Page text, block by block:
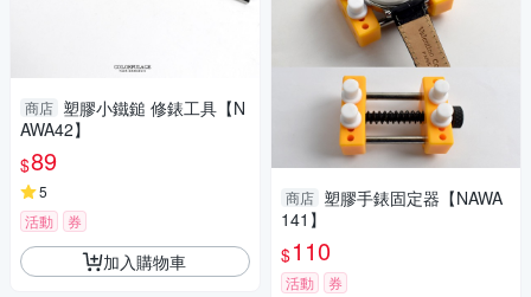
商店 塑膠小鐵鎚 修錶工具【N
AWA42】
$89
5
活動
券
加入購物車
商店 塑膠手錶固定器【NAWA
141】
$110
活動 券